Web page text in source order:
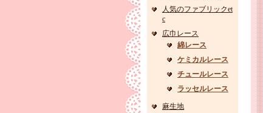
人気のファブリックet
c
広巾レース
綿レース
ケミカルレース
チュールレース
ラッセルレース
麻生地